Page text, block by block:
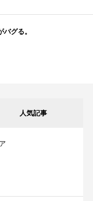
グる。
人気記事